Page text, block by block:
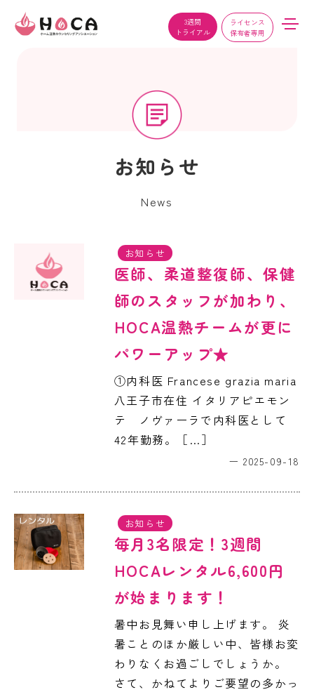
3週間
トライアル
ライセンス
保有者専用
お知らせ
News
お知らせ
医師、柔道整復師、保健
師のスタッフが加わり、
HOCA温熱チームが更に
パワーアップ★
①内科医 Francese grazia maria
八王子市在住 イタリアピエモン
テ ノヴァーラで内科医として
42年勤務。［…］
2025-09-18
お知らせ
毎月3名限定！3週間
HOCAレンタル6,600円
が始まります！
暑中お見舞い申し上げます。 炎
暑ことのほか厳しい中、皆様お変
わりなくお過ごしでしょうか。
さて、かねてよりご要望の多かっ